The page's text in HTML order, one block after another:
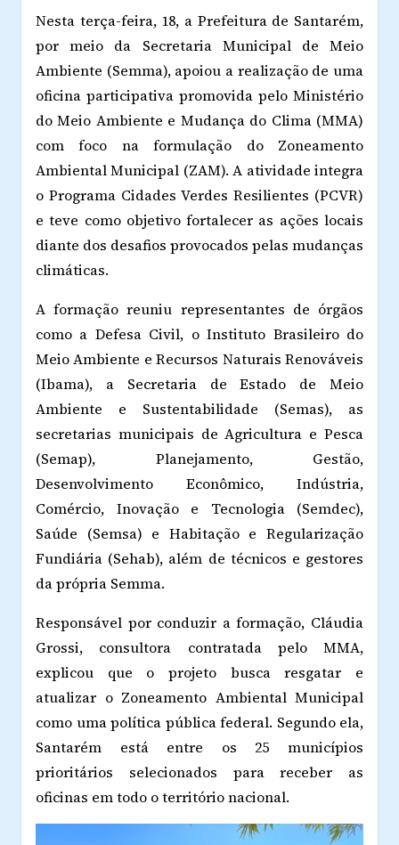
Nesta terça-feira, 18, a Prefeitura de Santarém,
por meio da Secretaria Municipal de Meio
Ambiente (Semma), apoiou a realização de uma
oficina participativa promovida pelo Ministério
do Meio Ambiente e Mudança do Clima (MMA)
com foco na formulação do Zoneamento
Ambiental Municipal (ZAM). A atividade integra
o Programa Cidades Verdes Resilientes (PCVR)
e teve como objetivo fortalecer as ações locais
diante dos desafios provocados pelas mudanças
climáticas.
A formação reuniu representantes de órgãos
como a Defesa Civil, o Instituto Brasileiro do
Meio Ambiente e Recursos Naturais Renováveis
(Ibama), a Secretaria de Estado de Meio
Ambiente e Sustentabilidade (Semas), as
secretarias municipais de Agricultura e Pesca
(Semap), Planejamento, Gestão,
Desenvolvimento Econômico, Indústria,
Comércio, Inovação e Tecnologia (Semdec),
Saúde (Semsa) e Habitação e Regularização
Fundiária (Sehab), além de técnicos e gestores
da própria Semma.
Responsável por conduzir a formação, Cláudia
Grossi, consultora contratada pelo MMA,
explicou que o projeto busca resgatar e
atualizar o Zoneamento Ambiental Municipal
como uma política pública federal. Segundo ela,
Santarém está entre os 25 municípios
prioritários selecionados para receber as
oficinas em todo o território nacional.